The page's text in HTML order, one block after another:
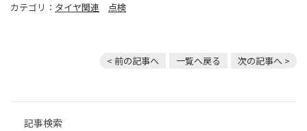
カテゴリ： タイヤ関連 点検
< 前の記事へ 一覧へ戻る 次の記事へ >
記事検索